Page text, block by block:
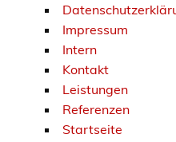
Impressum
Intern
Kontakt
Leistungen
Referenzen
Startseite